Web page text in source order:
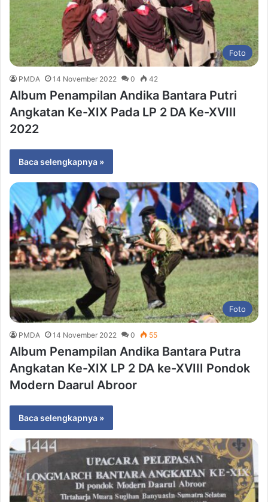
Foto
PMDA 14 November 2022 0 42
Album Penampilan Andika Bantara Putri
Angkatan Ke-XIX Pada LP 2 DA Ke-XVIII
2022
Baca selengkapnya »
Foto
PMDA 14 November 2022 0 55
Album Penampilan Andika Bantara Putra
Angkatan Ke-XIX LP 2 DA ke-XVIII Pondok
Modern Daarul Abroor
Baca selengkapnya »